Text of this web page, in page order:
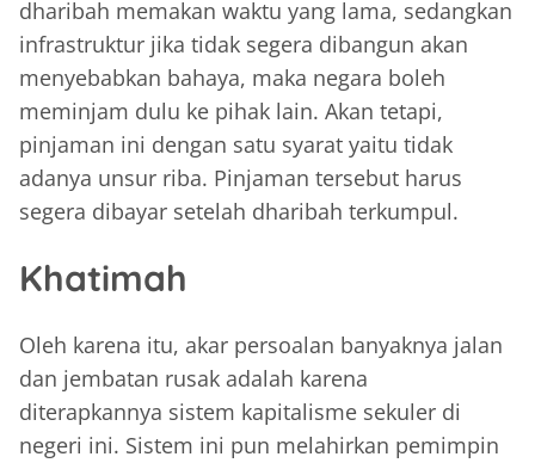
dharibah memakan waktu yang lama, sedangkan
infrastruktur jika tidak segera dibangun akan
menyebabkan bahaya, maka negara boleh
meminjam dulu ke pihak lain. Akan tetapi,
pinjaman ini dengan satu syarat yaitu tidak
adanya unsur riba. Pinjaman tersebut harus
segera dibayar setelah dharibah terkumpul.
Khatimah
Oleh karena itu, akar persoalan banyaknya jalan
dan jembatan rusak adalah karena
diterapkannya sistem kapitalisme sekuler di
negeri ini. Sistem ini pun melahirkan pemimpin